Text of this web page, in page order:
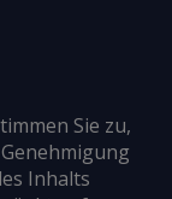
Sie zu,
Inhalts